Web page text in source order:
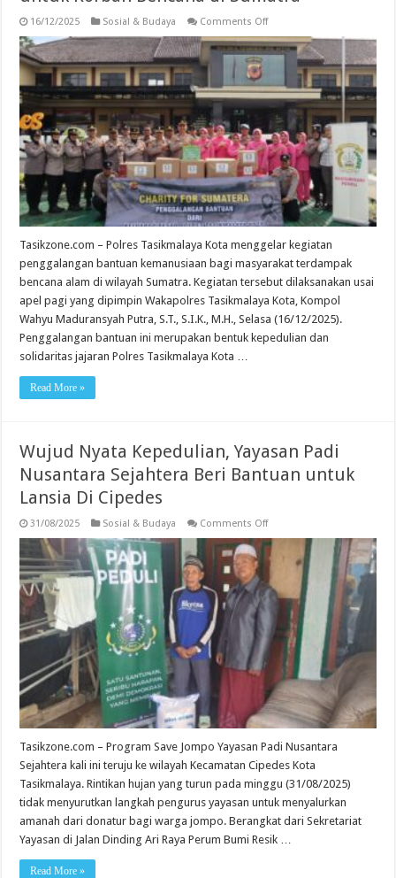
16/12/2025 Sosial & Budaya Comments Offon
Tasikmalaya
Kota
Galang
Bantuan
untuk
Korban
Bencana
Sumatra
Tasikzone.com – Polres Tasikmalaya Kota menggelar kegiatan
penggalangan bantuan kemanusiaan bagi masyarakat terdampak
bencana alam di wilayah Sumatra. Kegiatan tersebut dilaksanakan usai
apel pagi yang dipimpin Wakapolres Tasikmalaya Kota, Kompol
Wahyu Maduransyah Putra, S.T., S.I.K., M.H., Selasa (16/12/2025).
Penggalangan bantuan ini merupakan bentuk kepedulian dan
solidaritas jajaran Polres Tasikmalaya Kota …
Read More »
Wujud Nyata Kepedulian, Yayasan Padi
Nusantara Sejahtera Beri Bantuan untuk
Lansia Di Cipedes
31/08/2025 Sosial & Budaya Comments Offon
Nyata
Kepedulian,
Yayasan
Padi
Nusantara
Sejahtera
Bantuan
untuk
Lansia
Cipedes
Tasikzone.com – Program Save Jompo Yayasan Padi Nusantara
Sejahtera kali ini teruju ke wilayah Kecamatan Cipedes Kota
Tasikmalaya. Rintikan hujan yang turun pada minggu (31/08/2025)
tidak menyurutkan langkah pengurus yayasan untuk menyalurkan
amanah dari donatur bagi warga jompo. Berangkat dari Sekretariat
Yayasan di Jalan Dinding Ari Raya Perum Bumi Resik …
Read More »